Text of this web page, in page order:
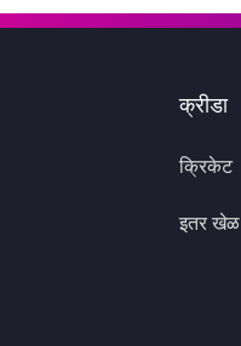
क्रीडा
क्रिकेट
इतर खेळ